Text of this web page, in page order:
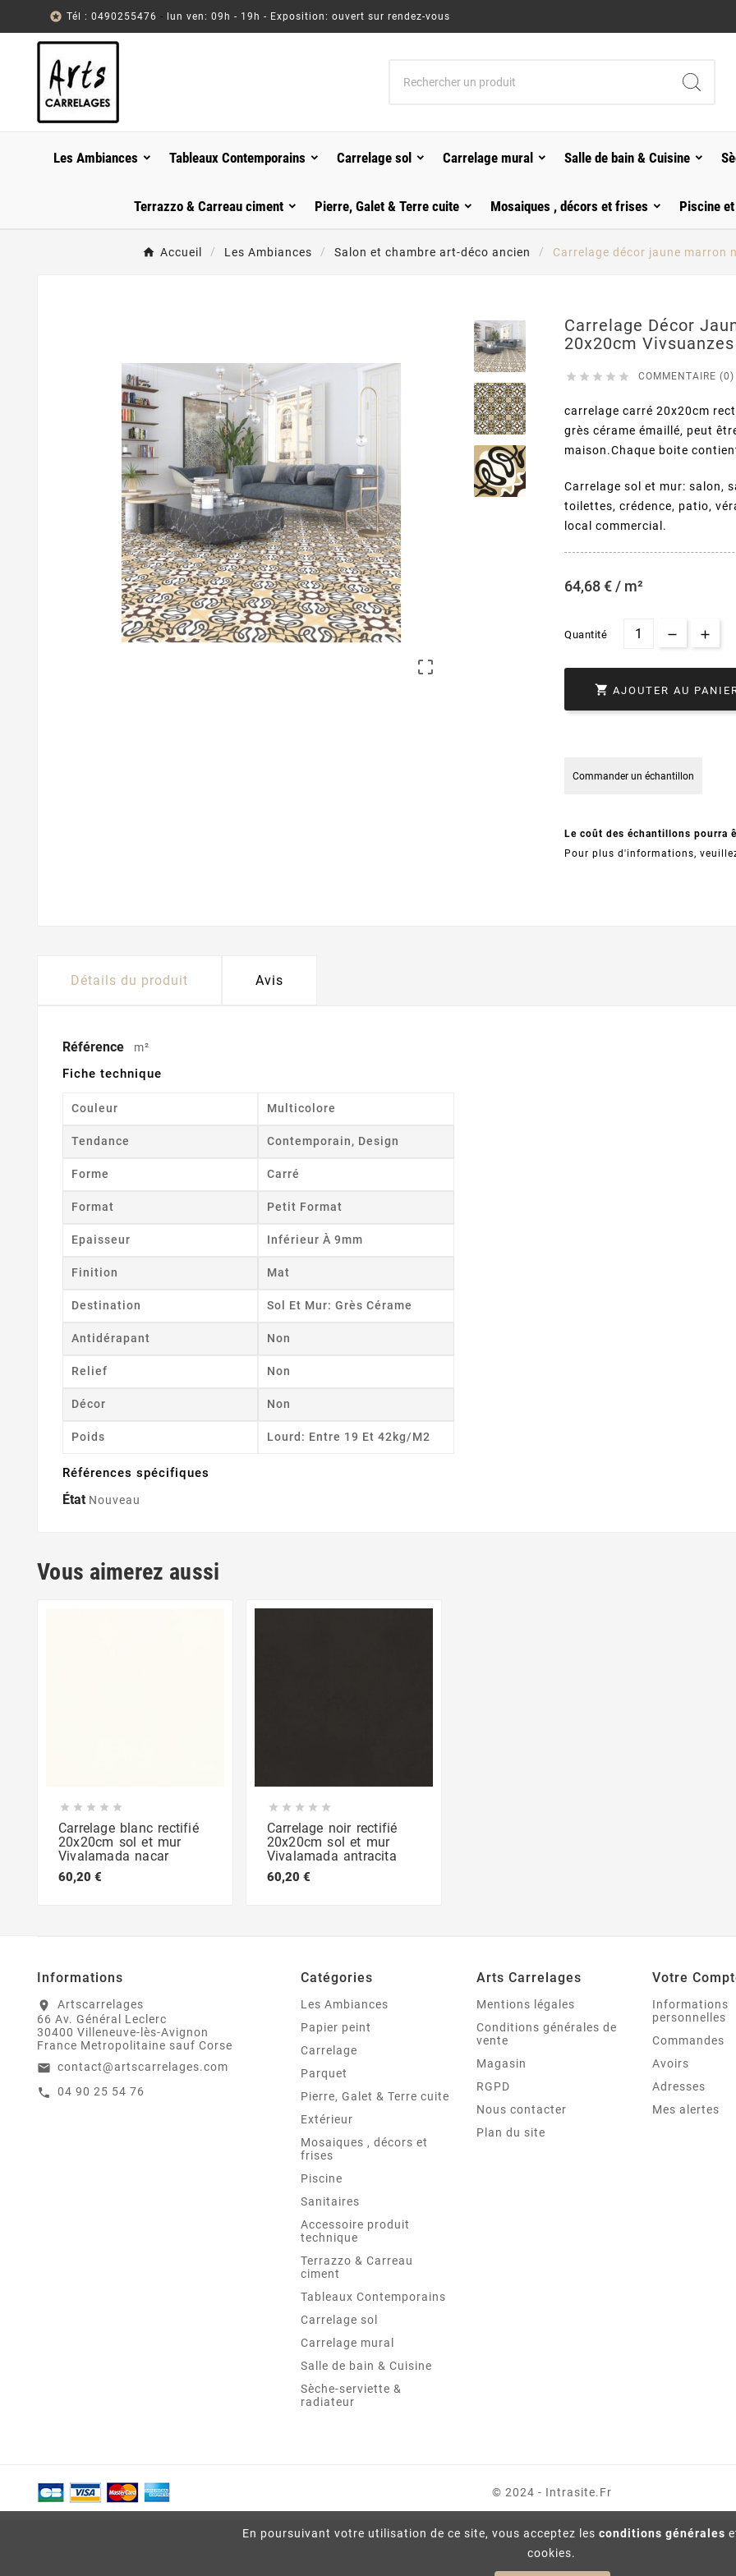
En poursuivant votre utilisation de ce site, vous acceptez lesconditions générales
cookies.
 Tél : 0490255476 - lun ven: 09h - 19h - Exposition: ouvert sur rendez-vous
Les Ambiances Tableaux Contemporains Carrelage sol Carrelage mural Salle de bain & Cuisine
Terrazzo & Carreau ciment Pierre, Galet & Terre cuite Mosaiques , décors et frises Piscine
Accueil Les Ambiances Salon et chambre art-déco ancien Carrelage décor jaune marron

Carrelage Décor
20x20cm
     COMMENTAIRE (0)
carrelage carré 20x20cm
grès cérame émaillé, peut
maison.Chaque boite
Carrelage sol et mur: salon,
toilettes, crédence, patio,
local commercial.
64,68 € / m²
Quantité
 AJOUTER AU
Commander un échantillon
Le coût des échantillons pourra
Pour plus d'informations,
Détails du produit Avis
Référence m²
Fiche technique
Couleur Multicolore
Tendance Contemporain, Design
Forme Carré
Format Petit Format
Epaisseur Inférieur À 9mm
Finition Mat
Destination Sol Et Mur: Grès Cérame
Antidérapant Non
Relief Non
Décor Non
Poids Lourd: Entre 19 Et 42kg/m2
Références spécifiques
État Nouveau
Vous aimerez aussi
    
Carrelage blanc rectifié
20x20cm sol et mur
Vivalamada nacar
60,20 €
    
Carrelage noir rectifié
20x20cm sol et mur
Vivalamada antracita
60,20 €
Informations
location_on
Artscarrelages
66 Av. Général Leclerc
30400 Villeneuve-lès-Avignon
France Metropolitaine sauf Corse
email contact@artscarrelages.com
call 04 90 25 54 76
Catégories
Les Ambiances
Papier peint
Carrelage
Parquet
Pierre, Galet & Terre cuite
Extérieur
Mosaiques , décors et
frises
Piscine
Sanitaires
Accessoire produit
technique
Terrazzo & Carreau
ciment
Tableaux Contemporains
Carrelage sol
Carrelage mural
Salle de bain & Cuisine
Sèche-serviette &
radiateur
Arts Carrelages
Mentions légales
Conditions générales de
vente
Magasin
RGPD
Nous contacter
Plan du site
Votre
Informations
personnelles
Commandes
Avoirs
Adresses
Mes alertes
© 2024 - Intrasite.fr